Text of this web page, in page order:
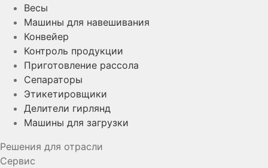
Весы
Машины для навешивания
Конвейер
Контроль продукции
Приготовление рассола
Сепараторы
Этикетировщики
Делители гирлянд
Машины для загрузки
Решения для отрасли
Сервис